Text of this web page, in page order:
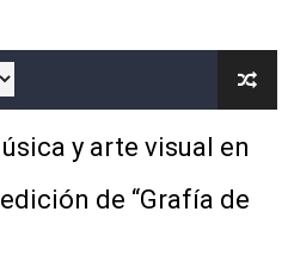
desarrollo y
delitos ambientales y
encabezan entrega
esperanza y protege
213,355 galones de
y arte visual en
de “Grafía de